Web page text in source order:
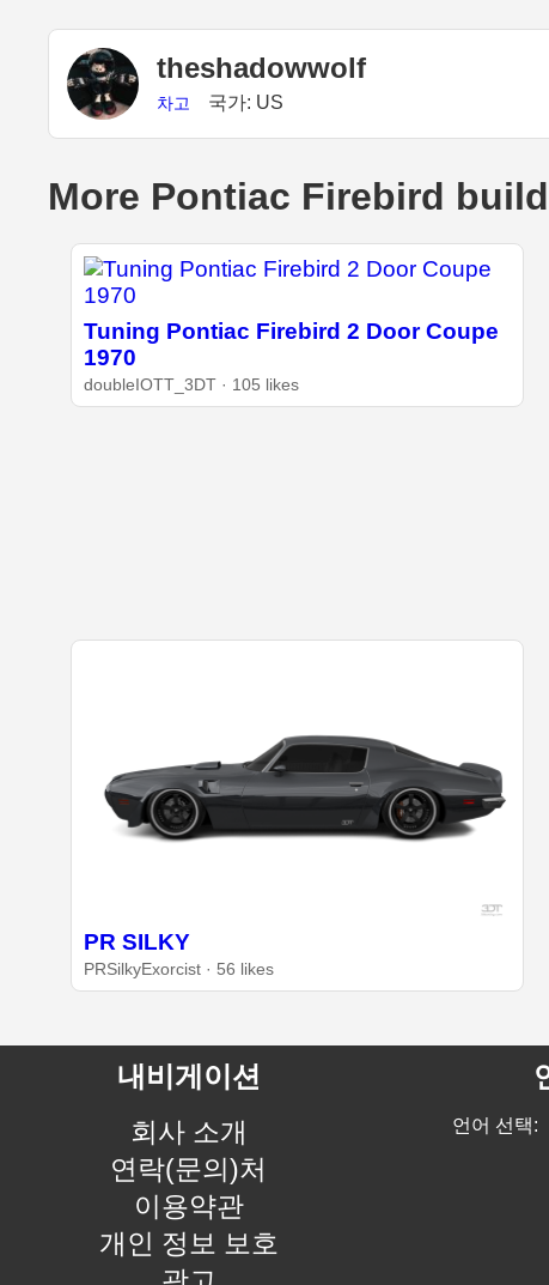
theshadowwolf
차고 국가: US
More Pontiac Firebird
Tuning Pontiac Firebird 2 Door Coupe
1970
doubleIOTT_3DT · 105 likes
PR SILKY
PRSilkyExorcist · 56 likes
내비게이션
회사 소개
연락(문의)처
이용약관
개인 정보 보호
언어 선택: